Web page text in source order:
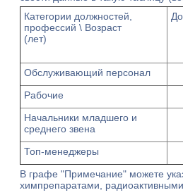
Категории должностей,
профессий \ Возраст
(лет)
Обслуживающий персонал
Рабочие
Начальники младшего и
среднего звена
Топ-менеджеры
В графе "Примечание" можете
химпрепаратами,